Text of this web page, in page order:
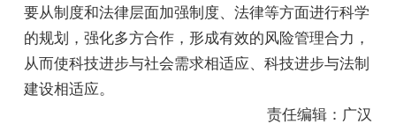
要从制度和法律层面加强制度、法律等方面进行科学
的规划，强化多方合作，形成有效的风险管理合力，
从而使科技进步与社会需求相适应、科技进步与法制
建设相适应。
责任编辑：广汉